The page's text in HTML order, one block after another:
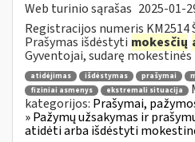
Web turinio sąrašas 2025-01-
Registracijos numeris
Prašymas išdėstyti mokesčių
Gyventojai, sudarę mokestinės
atidėjimas išdėstymas prašymai
fiziniai asmenys
ekstremali situacija
kategorijos: Prašymai,
» Pažymų užsakymas ir
atidėti arba išdėstyti